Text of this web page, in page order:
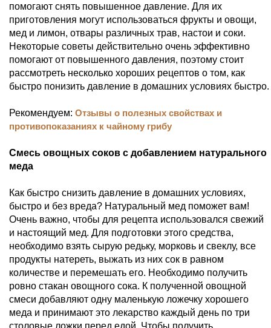
помогают снять повышенное давление. Для их
приготовления могут использоваться фрукты и овощи,
мед и лимон, отвары различных трав, настои и соки.
Некоторые советы действительно очень эффективно
помогают от повышенного давления, поэтому стоит
рассмотреть несколько хороших рецептов о том, как
быстро понизить давление в домашних условиях быстро.
Рекомендуем: Отзывы о полезных свойствах и
противопоказаниях к чайному грибу
Смесь овощных соков с добавлением натурального
меда
Как быстро снизить давление в домашних условиях,
быстро и без вреда? Натуральный мед поможет вам!
Очень важно, чтобы для рецепта использовался свежий
и настоящий мед. Для подготовки этого средства,
необходимо взять сырую редьку, морковь и свеклу, все
продукты натереть, выжать из них сок в равном
количестве и перемешать его. Необходимо получить
ровно стакан овощного сока. К полученной овощной
смеси добавляют одну маленькую ложечку хорошего
меда и принимают это лекарство каждый день по три
столовые ложки перед едой. Чтобы получить